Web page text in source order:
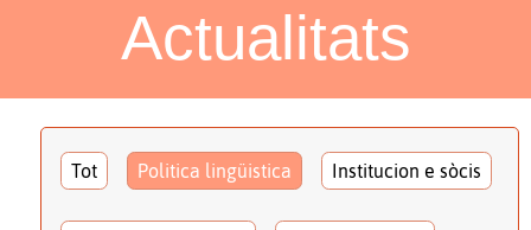
Actualitats
Tot Politica lingüistica Institucion e sòcis